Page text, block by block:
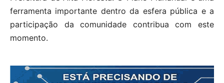
ferramenta importante dentro da esfera pública e a
participação da comunidade contribua com este
momento.